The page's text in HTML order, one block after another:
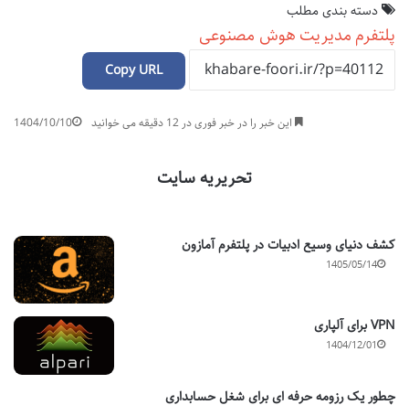
دسته بندی مطلب
پلتفرم مدیریت هوش مصنوعی
Copy URL
1404/10/10 این خبر را در خبر فوری در 12 دقیقه می خوانید
تحریریه سایت
کشف دنیای وسیع ادبیات در پلتفرم آمازون
1405/05/14
VPN برای آلپاری
1404/12/01
چطور یک رزومه حرفه ای برای شغل حسابداری